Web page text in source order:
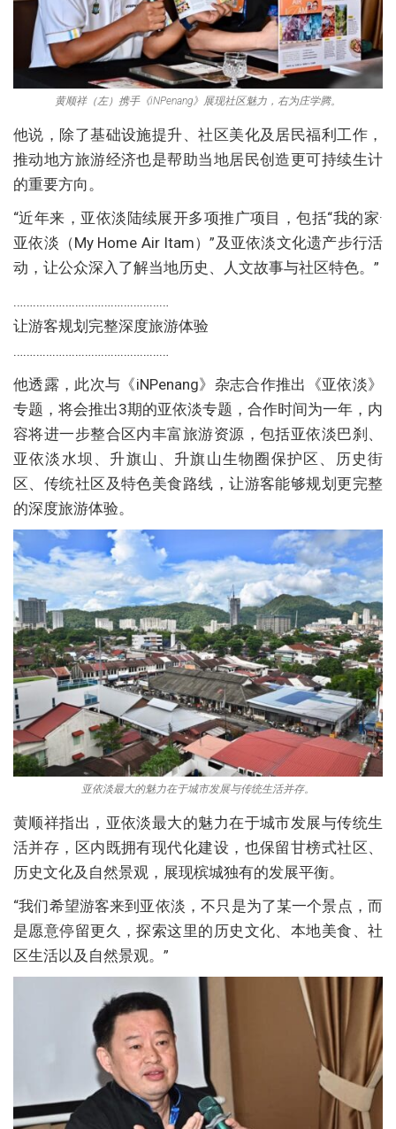
黄顺祥（左）携手《iNPenang》展现社区魅力，右为庄学腾。
他说，除了基础设施提升、社区美化及居民福利工作，
推动地方旅游经济也是帮助当地居民创造更可持续生计
的重要方向。
“近年来，亚依淡陆续展开多项推广项目，包括“我的家·
亚依淡（My Home Air Itam）”及亚依淡文化遗产步行活
动，让公众深入了解当地历史、人文故事与社区特色。”
…………………………………………
让游客规划完整深度旅游体验
…………………………………………
他透露，此次与《iNPenang》杂志合作推出《亚依淡》
专题，将会推出3期的亚依淡专题，合作时间为一年，内
容将进一步整合区内丰富旅游资源，包括亚依淡巴刹、
亚依淡水坝、升旗山、升旗山生物圈保护区、历史街
区、传统社区及特色美食路线，让游客能够规划更完整
的深度旅游体验。
亚依淡最大的魅力在于城市发展与传统生活并存。
黄顺祥指出，亚依淡最大的魅力在于城市发展与传统生
活并存，区内既拥有现代化建设，也保留甘榜式社区、
历史文化及自然景观，展现槟城独有的发展平衡。
“我们希望游客来到亚依淡，不只是为了某一个景点，而
是愿意停留更久，探索这里的历史文化、本地美食、社
区生活以及自然景观。”